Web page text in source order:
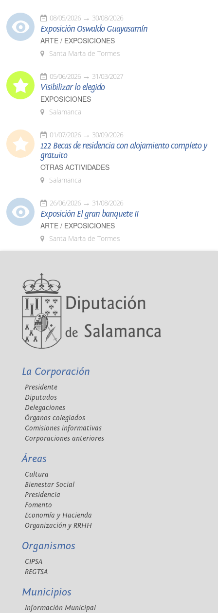
08/05/2026 30/08/2026
Exposición Oswaldo Guayasamín
ARTE / EXPOSICIONES
Santa Marta de Tormes
05/06/2026 31/03/2027
Visibilizar lo elegido
EXPOSICIONES
Salamanca
01/07/2026 30/09/2026
122 Becas de residencia con alojamiento completo y
gratuito
OTRAS ACTIVIDADES
Salamanca
26/06/2026 31/08/2026
Exposición El gran banquete II
ARTE / EXPOSICIONES
Santa Marta de Tormes
La Corporación
Presidente
Diputados
Delegaciones
Órganos colegiados
Comisiones informativas
Corporaciones anteriores
Áreas
Cultura
Bienestar Social
Presidencia
Fomento
Economía y Hacienda
Organización y RRHH
Organismos
CIPSA
REGTSA
Municipios
Información Municipal